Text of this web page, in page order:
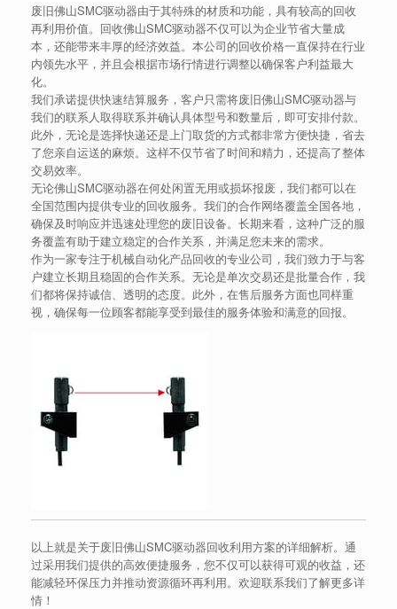
废旧佛山SMC驱动器由于其特殊的材质和功能，具有较高的回收
再利用价值。回收佛山SMC驱动器不仅可以为企业节省大量成
本，还能带来丰厚的经济效益。本公司的回收价格一直保持在行业
内领先水平，并且会根据市场行情进行调整以确保客户利益最大
化。
我们承诺提供快速结算服务，客户只需将废旧佛山SMC驱动器与
我们的联系人取得联系并确认具体型号和数量后，即可安排付款。
此外，无论是选择快递还是上门取货的方式都非常方便快捷，省去
了您亲自运送的麻烦。这样不仅节省了时间和精力，还提高了整体
交易效率。
无论佛山SMC驱动器在何处闲置无用或损坏报废，我们都可以在
全国范围内提供专业的回收服务。我们的合作网络覆盖全国各地，
确保及时响应并迅速处理您的废旧设备。长期来看，这种广泛的服
务覆盖有助于建立稳定的合作关系，并满足您未来的需求。
作为一家专注于机械自动化产品回收的专业公司，我们致力于与客
户建立长期且稳固的合作关系。无论是单次交易还是批量合作，我
们都将保持诚信、透明的态度。此外，在售后服务方面也同样重
视，确保每一位顾客都能享受到最佳的服务体验和满意的回报。
以上就是关于废旧佛山SMC驱动器回收利用方案的详细解析。通
过采用我们提供的高效便捷服务，您不仅可以获得可观的收益，还
能减轻环保压力并推动资源循环再利用。欢迎联系我们了解更多详
情！